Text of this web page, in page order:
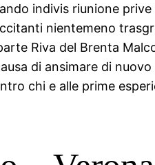
indivis riunione
nientemeno
Riva del Brenta
di ansimare di
chi e alle prime